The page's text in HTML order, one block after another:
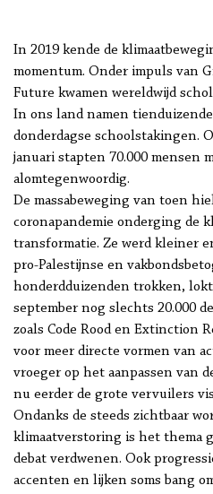
In 2019 kende de
momentum. Onder impuls van
Future kwamen wereldwijd
In ons land namen
donderdagse schoolstakingen.
januari stapten 70.000 mensen
alomtegenwoordig.
De massabeweging van toen
coronapandemie onderging de
transformatie. Ze werd kleiner
pro-Palestijnse en
honderdduizenden trokken,
september nog slechts 20.000
zoals Code Rood en Extinction
voor meer directe vormen van
vroeger op het aanpassen van
nu eerder de grote vervuilers
Ondanks de steeds zichtbaar
klimaatverstoring is het thema
debat verdwenen. Ook
accenten en lijken soms bang